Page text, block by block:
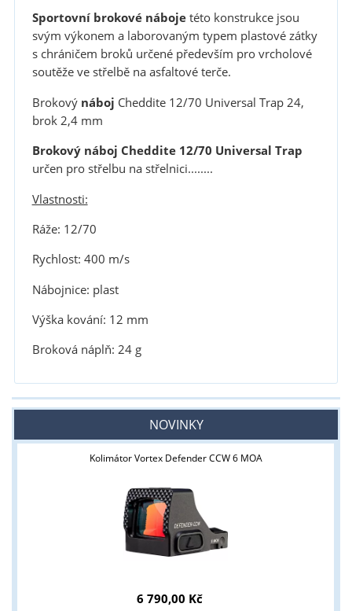
Sportovní brokové nábojetéto konstrukce jsou
svým výkonem a laborovaným typem plastové zátky
s chráničem broků určené především pro vrcholové
soutěže ve střelbě na asfaltové terče.
Brokový náboj Cheddite 12/70 Universal Trap 24,
brok 2,4 mm
Brokový náboj Cheddite 12/70 Universal Trap
určen pro střelbu na střelnici........
Vlastnosti:
Ráže: 12/70
Rychlost: 400 m/s
Nábojnice: plast
Výška kování: 12 mm
Broková náplň: 24 g
NOVINKY
Kolimátor Vortex Defender CCW 6 MOA
6 790,00 Kč